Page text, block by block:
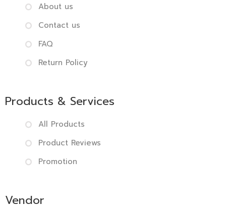
About us
Contact us
FAQ
Return Policy
Products & Services
All Products
Product Reviews
Promotion
Vendor